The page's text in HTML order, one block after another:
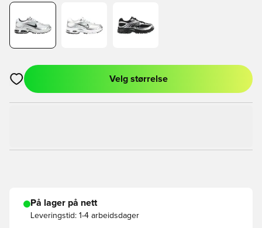
Åpner en Modal for å logge inn eller registrere deg som
Velg størrelse
På lager på nett
Leveringstid: 1-4 arbeidsdager